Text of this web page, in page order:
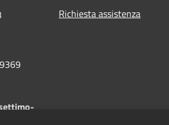
Richiesta assistenza